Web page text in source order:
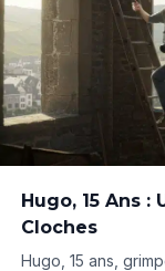
Hugo, 15 Ans
Cloches
Hugo, 15 ans,